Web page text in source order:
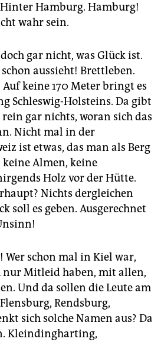
Hinter Hamburg. Hamburg!
wahr sein.
gar nicht, was Glück ist.
schon aussieht! Brettleben.
keine 170 Meter bringt es
Schleswig-Holsteins. Da gibt
gar nichts, woran sich das
Nicht mal in der
ist etwas, das man als Berg
Almen, keine
Holz vor der Hütte.
Nichts dergleichen
soll es geben. Ausgerechnet
schon mal in Kiel war,
Mitleid haben, mit allen,
Und da sollen die Leute am
Rendsburg,
sich solche Namen aus? Da
Kleindingharting,